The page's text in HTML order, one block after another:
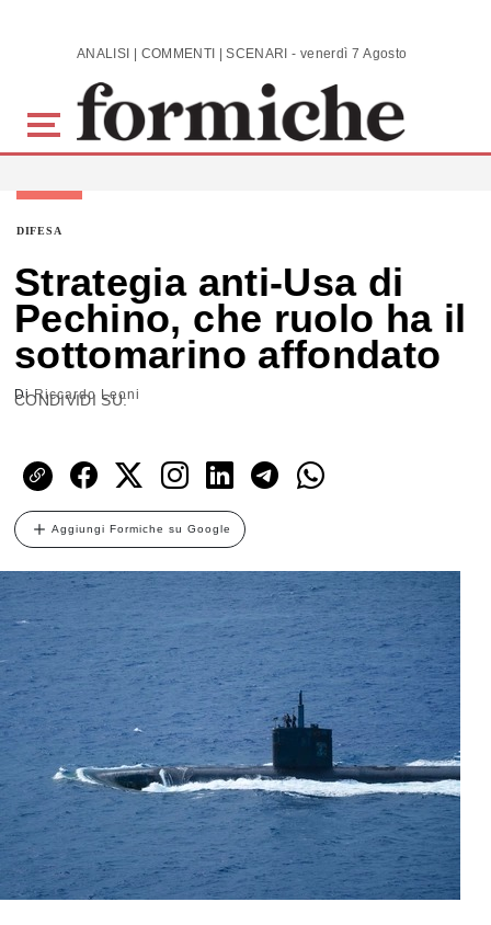
Skip to main content ANALISI | COMMENTI | SCENARI - venerdì 7 Agosto 2026
DIFESA
Strategia anti-Usa di
Pechino, che ruolo ha il
sottomarino affondato
DiRiccardo Leoni
CONDIVIDI SU:
Aggiungi Formiche su Google